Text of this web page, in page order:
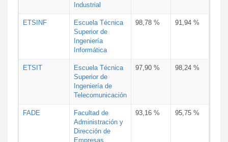
Industrial
ETSINF
Escuela Técnica
Superior de
Ingeniería
Informática
98,78 % 91,94 %
ETSIT
Escuela Técnica
Superior de
Ingeniería de
Telecomunicación
97,90 % 98,24 %
FADE
Facultad de
Administración y
Dirección de
Empresas
93,16 % 95,75 %